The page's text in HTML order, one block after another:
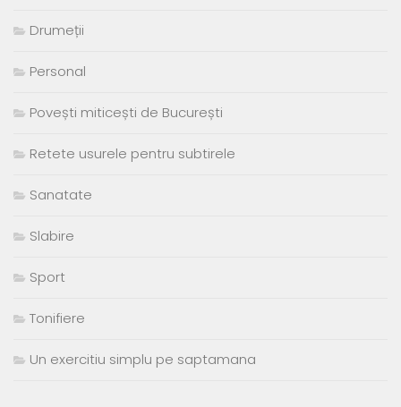
Drumeții
Personal
Povești miticești de București
Retete usurele pentru subtirele
Sanatate
Slabire
Sport
Tonifiere
Un exercitiu simplu pe saptamana